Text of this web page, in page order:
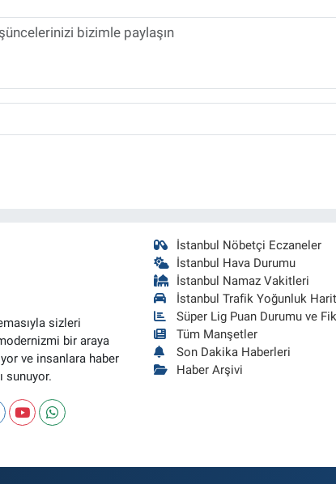
sizleri
bir araya
ve insanlara haber
sunuyor.
İstanbul Nöbetçi Eczaneler
İstanbul Hava Durumu
İstanbul Namaz Vakitleri
İstanbul Trafik Yoğunluk
Süper Lig Puan Durumu ve
Tüm Manşetler
Son Dakika Haberleri
Haber Arşivi